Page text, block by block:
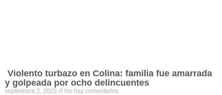
Violento turbazo en Colina: familia fue amarrada
y golpeada por ocho delincuentes
septiembre 2, 2025 No hay comentarios